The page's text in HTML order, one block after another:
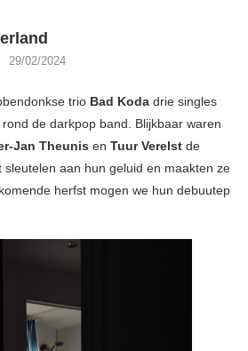
29/02/2024
trio Bad Koda drie singles
de darkpop band. Blijkbaar waren
Jan Theunis en Tuur Verelst de
aan hun geluid en maakten ze
herfst mogen we hun debuutep